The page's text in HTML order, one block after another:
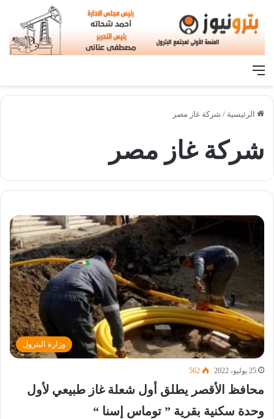
القائمة
الرئيسية / شركة غاز مصر
شركة غاز مصر
وزارة البترول
25 يوليو، 2022 562
محافظ الأقصر يطلق أول شعلة غاز طبيعي لأول
وحدة سكنية بقرية ” توماس إسنا “